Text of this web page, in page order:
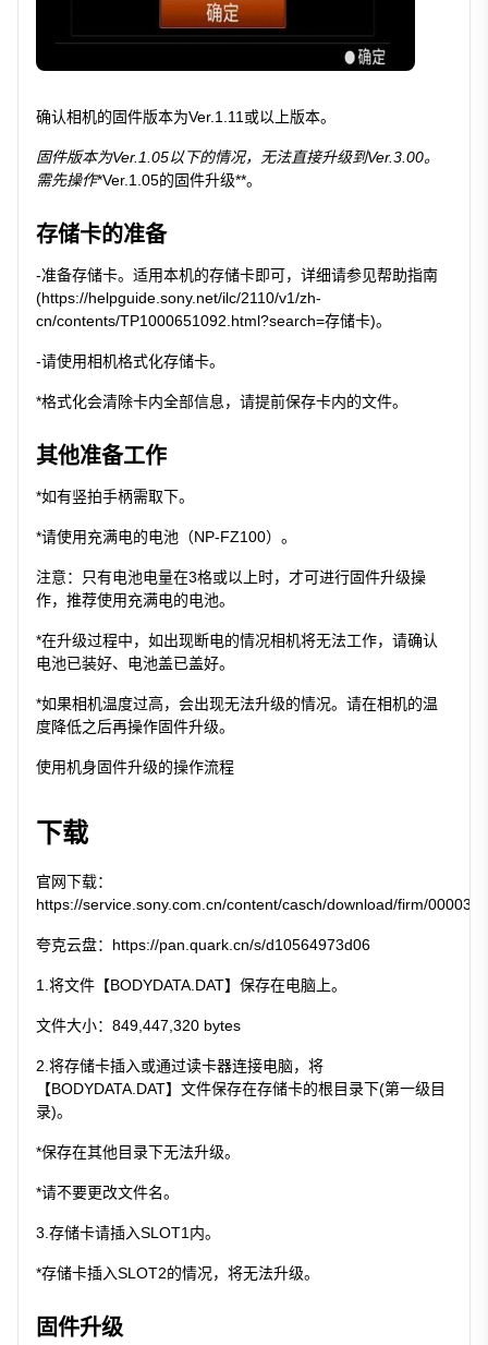
确认相机的固件版本为Ver.1.11或以上版本。
固件版本为Ver.1.05以下的情况，无法直接升级到Ver.3.00。
需先操作*Ver.1.05的固件升级**。
存储卡的准备
-准备存储卡。适用本机的存储卡即可，详细请参见帮助指南
(https://helpguide.sony.net/ilc/2110/v1/zh-
cn/contents/TP1000651092.html?search=存储卡)。
-请使用相机格式化存储卡。
*格式化会清除卡内全部信息，请提前保存卡内的文件。
其他准备工作
*如有竖拍手柄需取下。
*请使用充满电的电池（NP-FZ100）。
注意：只有电池电量在3格或以上时，才可进行固件升级操
作，推荐使用充满电的电池。
*在升级过程中，如出现断电的情况相机将无法工作，请确认
电池已装好、电池盖已盖好。
*如果相机温度过高，会出现无法升级的情况。请在相机的温
度降低之后再操作固件升级。
使用机身固件升级的操作流程
下载
官网下载：
https://service.sony.com.cn/content/casch/download/firm/
夸克云盘： https://pan.quark.cn/s/d10564973d06
1.将文件【BODYDATA.DAT】保存在电脑上。
文件大小：849,447,320 bytes
2.将存储卡插入或通过读卡器连接电脑，将
【BODYDATA.DAT】文件保存在存储卡的根目录下(第一级目
录)。
*保存在其他目录下无法升级。
*请不要更改文件名。
3.存储卡请插入SLOT1内。
*存储卡插入SLOT2的情况，将无法升级。
固件升级